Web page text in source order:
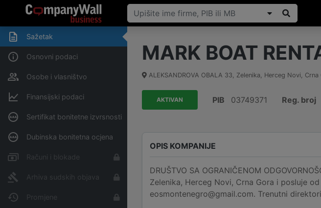
Sažetak
Osnovni podaci
Osobe i vlasništvo
Finansijski podaci
Sertifikat bonitetne izvrsnosti
Dubinska bonitetna ocjena
Računi i blokade
Arhiva sudskih objava
Promjene
MARK BOAT
ALEKSANDROVA OBALA 33, Zelenika, Herceg Novi, Crna
AKTIVAN PIB 03749371 Reg. broj
OPIS KOMPANIJE
DRUŠTVO SA OGRANIČENOM
Zelenika, Herceg Novi, Crna Gora i posluje
eosmontenegro@gmail.com. Trenutni direktori